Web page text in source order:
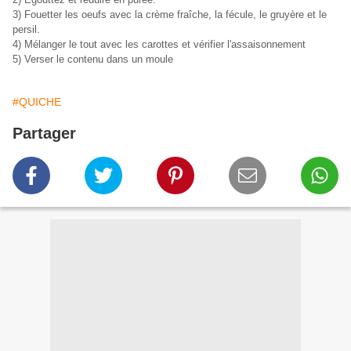
3) Fouetter les oeufs avec la crème fraîche, la fécule, le gruyère et le
persil.
4) Mélanger le tout avec les carottes et vérifier l'assaisonnement
5) Verser le contenu dans un moule
#QUICHE
Partager